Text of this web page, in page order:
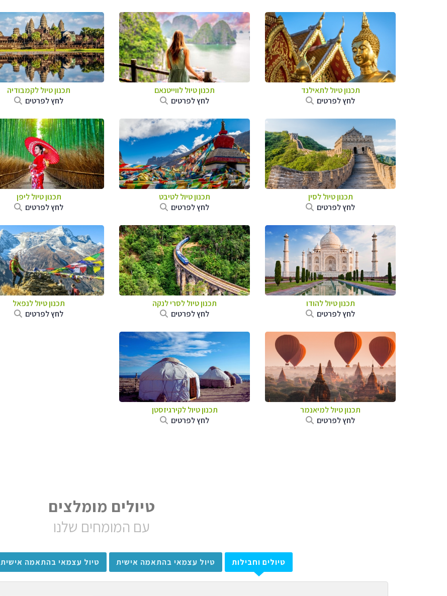
תכנון טיול לתאילנד
לחץ לפרטים
תכנון טיול לווייטנאם
לחץ לפרטים
תכנון טיוללקמבודיה
לחץ לפרטים
תכנון טיוללסין
לחץ לפרטים
תכנון טיוללטיבט
לחץ לפרטים
תכנון טיולליפן
לחץ לפרטים
תכנון טיוללהודו
לחץ לפרטים
תכנון טיוללסרי לנקה
לחץ לפרטים
תכנון טיול לנפאל
לחץ לפרטים
תכנון טיוללמיאנמר
לחץ לפרטים
תכנון טיוללקירגיזסטן
לחץ לפרטים
טיולים מומלצים
עם המומחים שלנו
טיולים וחבילות טיול עצמאי בהתאמה אישית טיול עצמאי בהתאמה אישית